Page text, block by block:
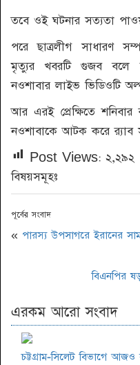
তবে ওই ঘটনার সত্যতা
প‌রে ছাত্রলীগ সাধারণ
মৃত্যুর খবর‌টি গুজব বলে
নওশাবার লাইভ ভি‌ডিও‌টি
আর এরই প্রেক্ষিতে শনিবার
নওশাবাকে আটক করে র‌্যাব
Post Views: ২,২৯২
বিষয়সমূহঃ
পূর্বের সংবাদ
« পারস্য উপসাগরে ইরানের
বিএনপির
এরকম আরো সংবাদ
চট্টগ্রাম-সিলেট বিভাগে